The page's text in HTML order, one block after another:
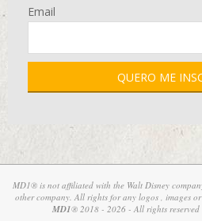
Email
MD1® is not affiliated with the Walt Disney
other company. All rights for any logos , images
MD1® 2018 - 2026 - All rights